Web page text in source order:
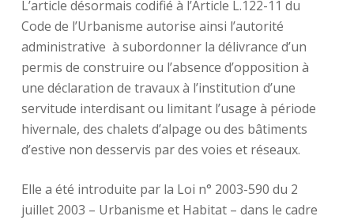
L’article désormais codifié à l’Article L.122-11 du
Code de l’Urbanisme autorise ainsi l’autorité
administrative à subordonner la délivrance d’un
permis de construire ou l’absence d’opposition à
une déclaration de travaux à l’institution d’une
servitude interdisant ou limitant l’usage à période
hivernale, des chalets d’alpage ou des bâtiments
d’estive non desservis par des voies et réseaux.
Elle a été introduite par la Loi n° 2003-590 du 2
juillet 2003 – Urbanisme et Habitat – dans le cadre